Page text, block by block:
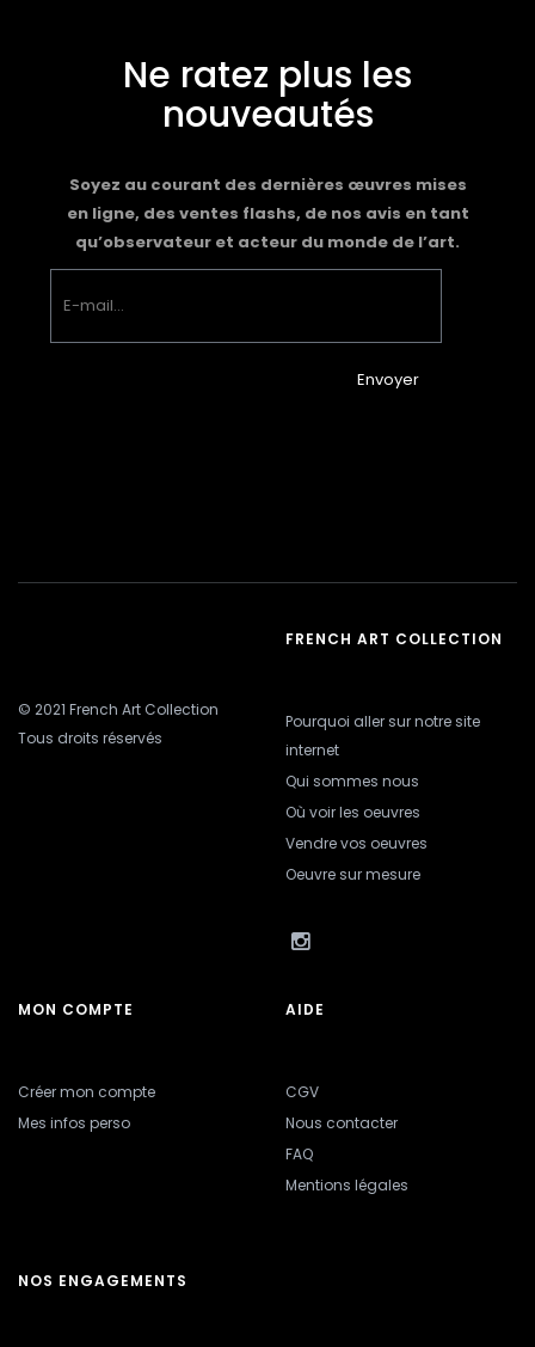
Ne ratez plus les
nouveautés
Soyez au courant des dernières œuvres mises
en ligne, des ventes flashs, de nos avis en tant
qu’observateur et acteur du monde de l’art.
Envoyer
© 2021 French Art Collection
Tous droits réservés
FRENCH ART COLLECTION
Pourquoi aller sur notre site
internet
Qui sommes nous
Où voir les oeuvres
Vendre vos oeuvres
Oeuvre sur mesure
MON COMPTE
Créer mon compte
Mes infos perso
AIDE
CGV
Nous contacter
FAQ
Mentions légales
NOS ENGAGEMENTS